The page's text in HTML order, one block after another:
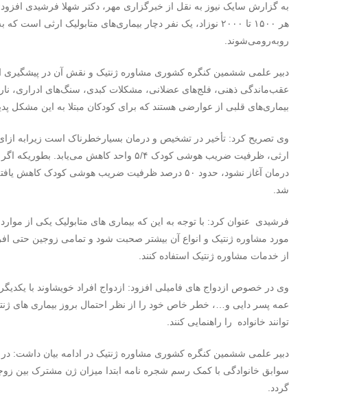
به گزارش سایک نیوز به نقل از خبرگزاری مهر، دکتر شهلا فرشیدی افزود:
هر ۱۵۰۰ تا ۲۰۰۰ نوزاد، یک نفر دچار بیماری‌های متابولیک
روبه‌رومی‌شوند.
دبیر علمی ششمین کنگره کشوری مشاوره ژنتیک و نقش آن در پیشگیری
عقب‌ماندگی ذهنی، فلج‌های عضلانی، مشکلات کبدی، سنگ‌های ادراری،
بیماری‌های قلبی از عوارضی هستند که برای کودکان مبتلا به این مشکل
وی تصریح کرد: تأخیر در تشخیص و درمان بسیارخطرناک است زیرابه
ارثی، ظرفیت ضریب هوشی کودک ۵/۴ واحد کاهش
درمان آغاز نشود، حدود ۵۰ درصد ظرفیت ضریب هوشی
شد.
فرشیدی عنوان کرد: با توجه به این که بیماری های متابولیک یکی از
مورد مشاوره ژنتیک و انواع آن بیشتر صحبت شود و تمامی زوجین حتی
از خدمات مشاوره ژنتیک استفاده کنند.
وی در خصوص ازدواج های فامیلی افزود: ازدواج افراد خویشاوند با
عمه پسر دایی و…، خطر خاص خود را از نظر احتمال بروز بیماری های
توانند خانواده را راهنمایی کنند.
دبیر علمی ششمین کنگره کشوری مشاوره ژنتیک در ادامه بیان
سوابق خانوادگی با کمک رسم شجره نامه ابتدا میزان ژن مشترک بین
گردد.